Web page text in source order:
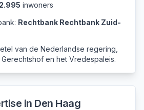
inwoners
Rechtbank Rechtbank Zuid-
van de Nederlandse regering,
en het Vredespaleis.
in Den Haag